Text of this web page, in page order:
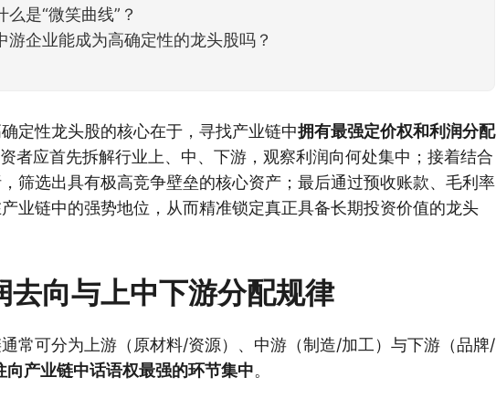
是“微笑曲线”？
游企业能成为高确定性的龙头股吗？
定性龙头股的核心在于，寻找产业链中拥有最强定价权和利润分配
者应首先拆解行业上、中、下游，观察利润向何处集中；接着结合
筛选出具有极高竞争壁垒的核心资产；最后通过预收账款、毛利率
业链中的强势地位，从而精准锁定真正具备长期投资价值的龙头
去向与上中下游分配规律
常可分为上游（原材料/资源）、中游（制造/加工）与下游（品牌/
向产业链中话语权最强的环节集中。